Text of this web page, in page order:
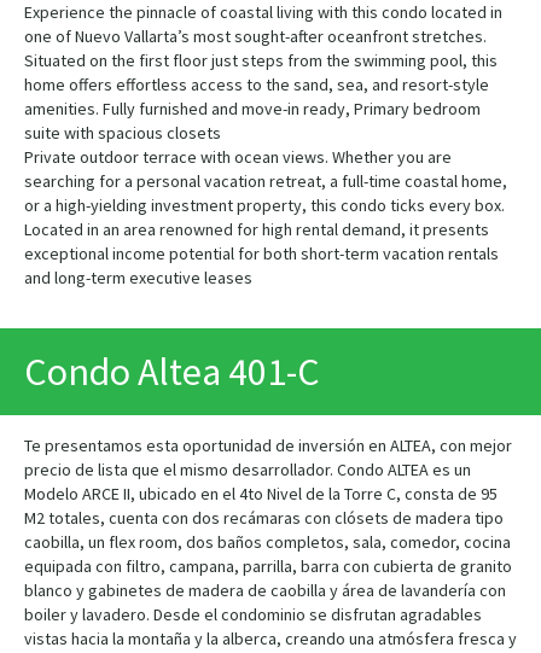
Experience the pinnacle of coastal living with this condo located in
one of Nuevo Vallarta’s most sought-after oceanfront stretches.
Situated on the first floor just steps from the swimming pool, this
home offers effortless access to the sand, sea, and resort-style
amenities. Fully furnished and move-in ready, Primary bedroom
suite with spacious closets
Private outdoor terrace with ocean views. Whether you are
searching for a personal vacation retreat, a full-time coastal home,
or a high-yielding investment property, this condo ticks every box.
Located in an area renowned for high rental demand, it presents
exceptional income potential for both short-term vacation rentals
and long-term executive leases
Condo Altea 401-C
Te presentamos esta oportunidad de inversión en ALTEA, con mejor
precio de lista que el mismo desarrollador. Condo ALTEA es un
Modelo ARCE II, ubicado en el 4to Nivel de la Torre C, consta de 95
M2 totales, cuenta con dos recámaras con clósets de madera tipo
caobilla, un flex room, dos baños completos, sala, comedor, cocina
equipada con filtro, campana, parrilla, barra con cubierta de granito
blanco y gabinetes de madera de caobilla y área de lavandería con
boiler y lavadero. Desde el condominio se disfrutan agradables
vistas hacia la montaña y la alberca, creando una atmósfera fresca y